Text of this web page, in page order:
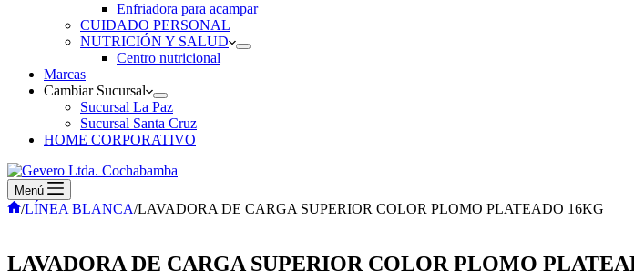
Enfriadora para acampar
CUIDADO PERSONAL
NUTRICIÓN Y SALUD
Centro nutricional
Marcas
Cambiar Sucursal
Sucursal La Paz
Sucursal Santa Cruz
HOME CORPORATIVO
Menú
Inicio
/LÍNEA BLANCA/LAVADORA DE CARGA SUPERIOR COLOR PLOMO PLATEADO 16KG
LAVADORA DE CARGA SUPERIOR COLOR PLOMO